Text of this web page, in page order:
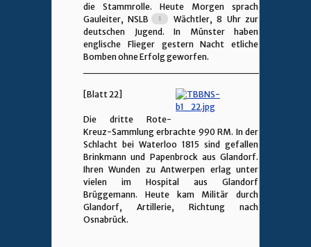
die Stammrolle. Heute Morgen sprach
Gauleiter, NSLB
Wächtler, 8 Uhr zur
deutschen Jugend. In Münster haben
englische Flieger gestern Nacht etliche
Bomben ohne Erfolg geworfen.
[Blatt 22]
Die dritte Rote-
Kreuz-Sammlung erbrachte 990 RM. In der
Schlacht bei Waterloo 1815 sind gefallen
Brinkmann und Papenbrock aus Glandorf.
Ihren Wunden zu Antwerpen erlag unter
vielen im Hospital aus Glandorf
Brüggemann. Heute kam Militär durch
Glandorf, Artillerie, Richtung nach
Osnabrück.